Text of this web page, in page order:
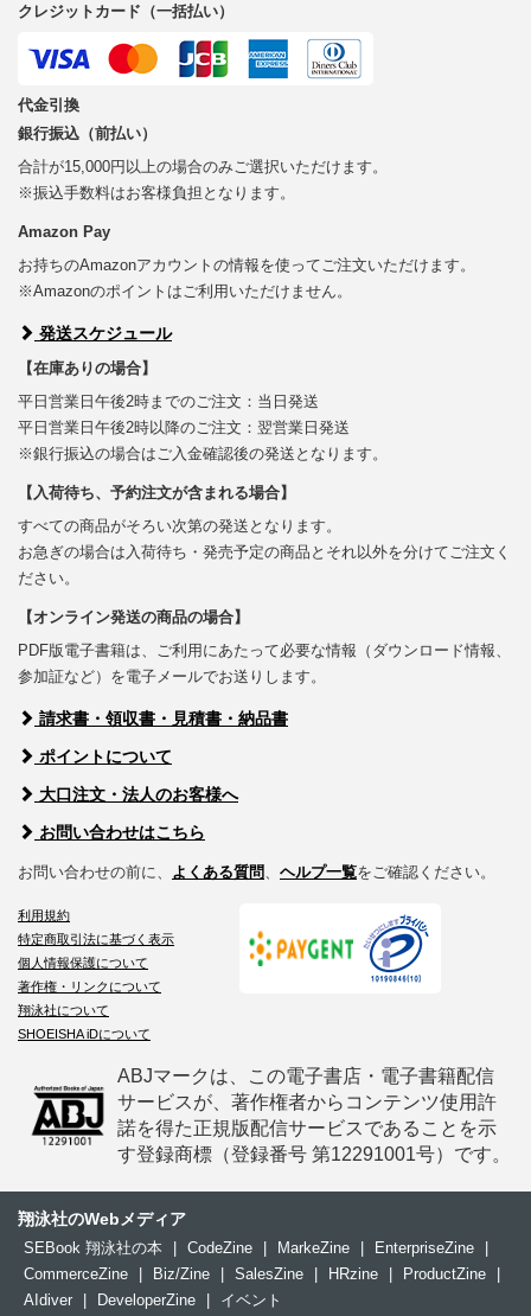
クレジットカード（一括払い）
代金引換
銀行振込（前払い）
合計が15,000円以上の場合のみご選択いただけます。
※振込手数料はお客様負担となります。
Amazon Pay
お持ちのAmazonアカウントの情報を使ってご注文いただけます。
※Amazonのポイントはご利用いただけません。
発送スケジュール
【在庫ありの場合】
平日営業日午後2時までのご注文：当日発送
平日営業日午後2時以降のご注文：翌営業日発送
※銀行振込の場合はご入金確認後の発送となります。
【入荷待ち、予約注文が含まれる場合】
すべての商品がそろい次第の発送となります。
お急ぎの場合は入荷待ち・発売予定の商品とそれ以外を分けてご注文く
ださい。
【オンライン発送の商品の場合】
PDF版電子書籍は、ご利用にあたって必要な情報（ダウンロード情報、
参加証など）を電子メールでお送りします。
請求書・領収書・見積書・納品書
ポイントについて
大口注文・法人のお客様へ
お問い合わせはこちら
お問い合わせの前に、 よくある質問、 ヘルプ一覧をご確認ください。
利用規約
特定商取引法に基づく表示
個人情報保護について
著作権・リンクについて
翔泳社について
SHOEISHA iDについて
ABJマークは、この電子書店・電子書籍配信
サービスが、著作権者からコンテンツ使用許
諾を得た正規版配信サービスであることを示
す登録商標（登録番号 第12291001号）です。
翔泳社のWebメディア
SEBook 翔泳社の本 CodeZine MarkeZine EnterpriseZine
CommerceZine
Biz/Zine SalesZine HRzine ProductZine
AIdiver
DeveloperZine イベント